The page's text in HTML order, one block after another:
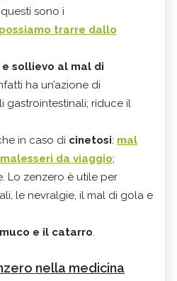
sono i
trarre dallo
e sollievo al mal di
ha un’azione di
gastrointestinali; riduce il
in caso di cinetosi: mal
da viaggio;
Lo zenzero è utile per
le nevralgie, il mal di gola e
e il catarro.
nella medicina